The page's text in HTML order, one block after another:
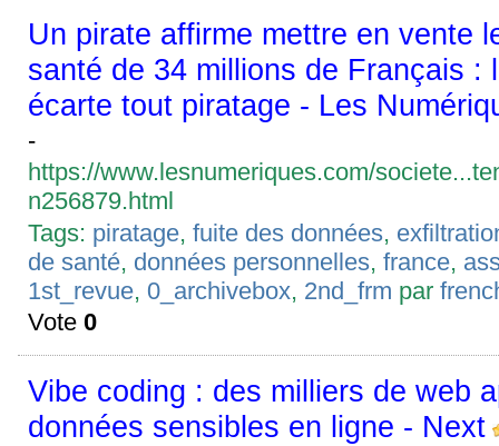
Un pirate affirme mettre en vente
santé de 34 millions de Français :
écarte tout piratage - Les
-
https://www.lesnumeriques.com/
n256879.html
Tags: piratage,fuite des données,
de santé, données personnelles,france,
1st_revue,0_archivebox, 2nd_frm par
Vote0
Vibe coding : des milliers de web
données sensibles en ligne - Next